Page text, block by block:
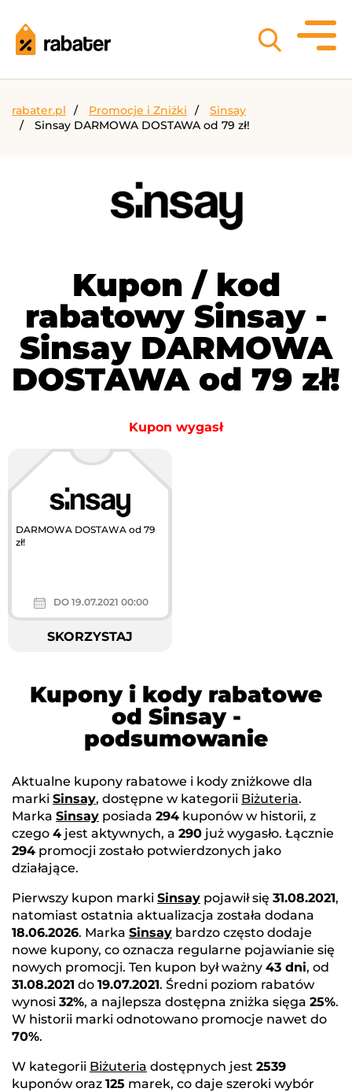
rabater.pl Promocje i Zniżki
Sinsay
Sinsay DARMOWA DOSTAWA od 79 zł!
Kupon / kod
rabatowy Sinsay -
Sinsay DARMOWA
DOSTAWA od 79 zł!
Kupon wygasł
DARMOWA DOSTAWA od 79
zł!
DO 19.07.2021 00:00
SKORZYSTAJ
Kupony i kody rabatowe
od Sinsay -
podsumowanie
Aktualne kupony rabatowe i kody zniżkowe dla
marki Sinsay, dostępne w kategorii Biżuteria.
Marka Sinsay posiada 294 kuponów w historii, z
czego 4 jest aktywnych, a 290 już wygasło. Łącznie
294 promocji zostało potwierdzonych jako
działające.
Pierwszy kupon marki Sinsay pojawił się 31.08.2021,
natomiast ostatnia aktualizacja została dodana
18.06.2026. Marka Sinsay bardzo często dodaje
nowe kupony, co oznacza regularne pojawianie się
nowych promocji. Ten kupon był ważny 43 dni, od
31.08.2021 do 19.07.2021. Średni poziom rabatów
wynosi 32%, a najlepsza dostępna zniżka sięga 25%.
W historii marki odnotowano promocje nawet do
70%.
W kategorii Biżuteria dostępnych jest 2539
kuponów oraz 125 marek, co daje szeroki wybór